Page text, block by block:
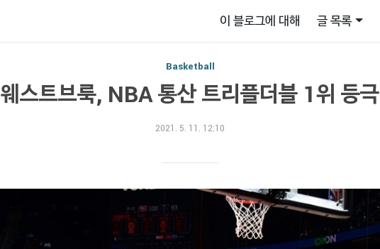
이 블로그에 대해 글 목록
Basketball
웨스트브룩, NBA 통산 트리플더블 1위 등극
2021. 5. 11. 12:10